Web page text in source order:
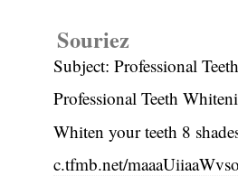
Souriez
Subject: Professional
Professional Teeth
Whiten your teeth 8
c.tfmb.net/